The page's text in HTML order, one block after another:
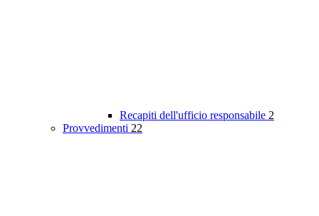
Recapiti dell'ufficio responsabile 2
Provvedimenti 22